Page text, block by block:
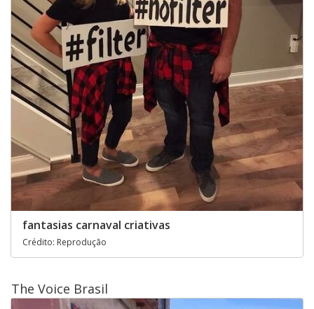
fantasias carnaval criativas
Crédito: Reprodução
The Voice Brasil